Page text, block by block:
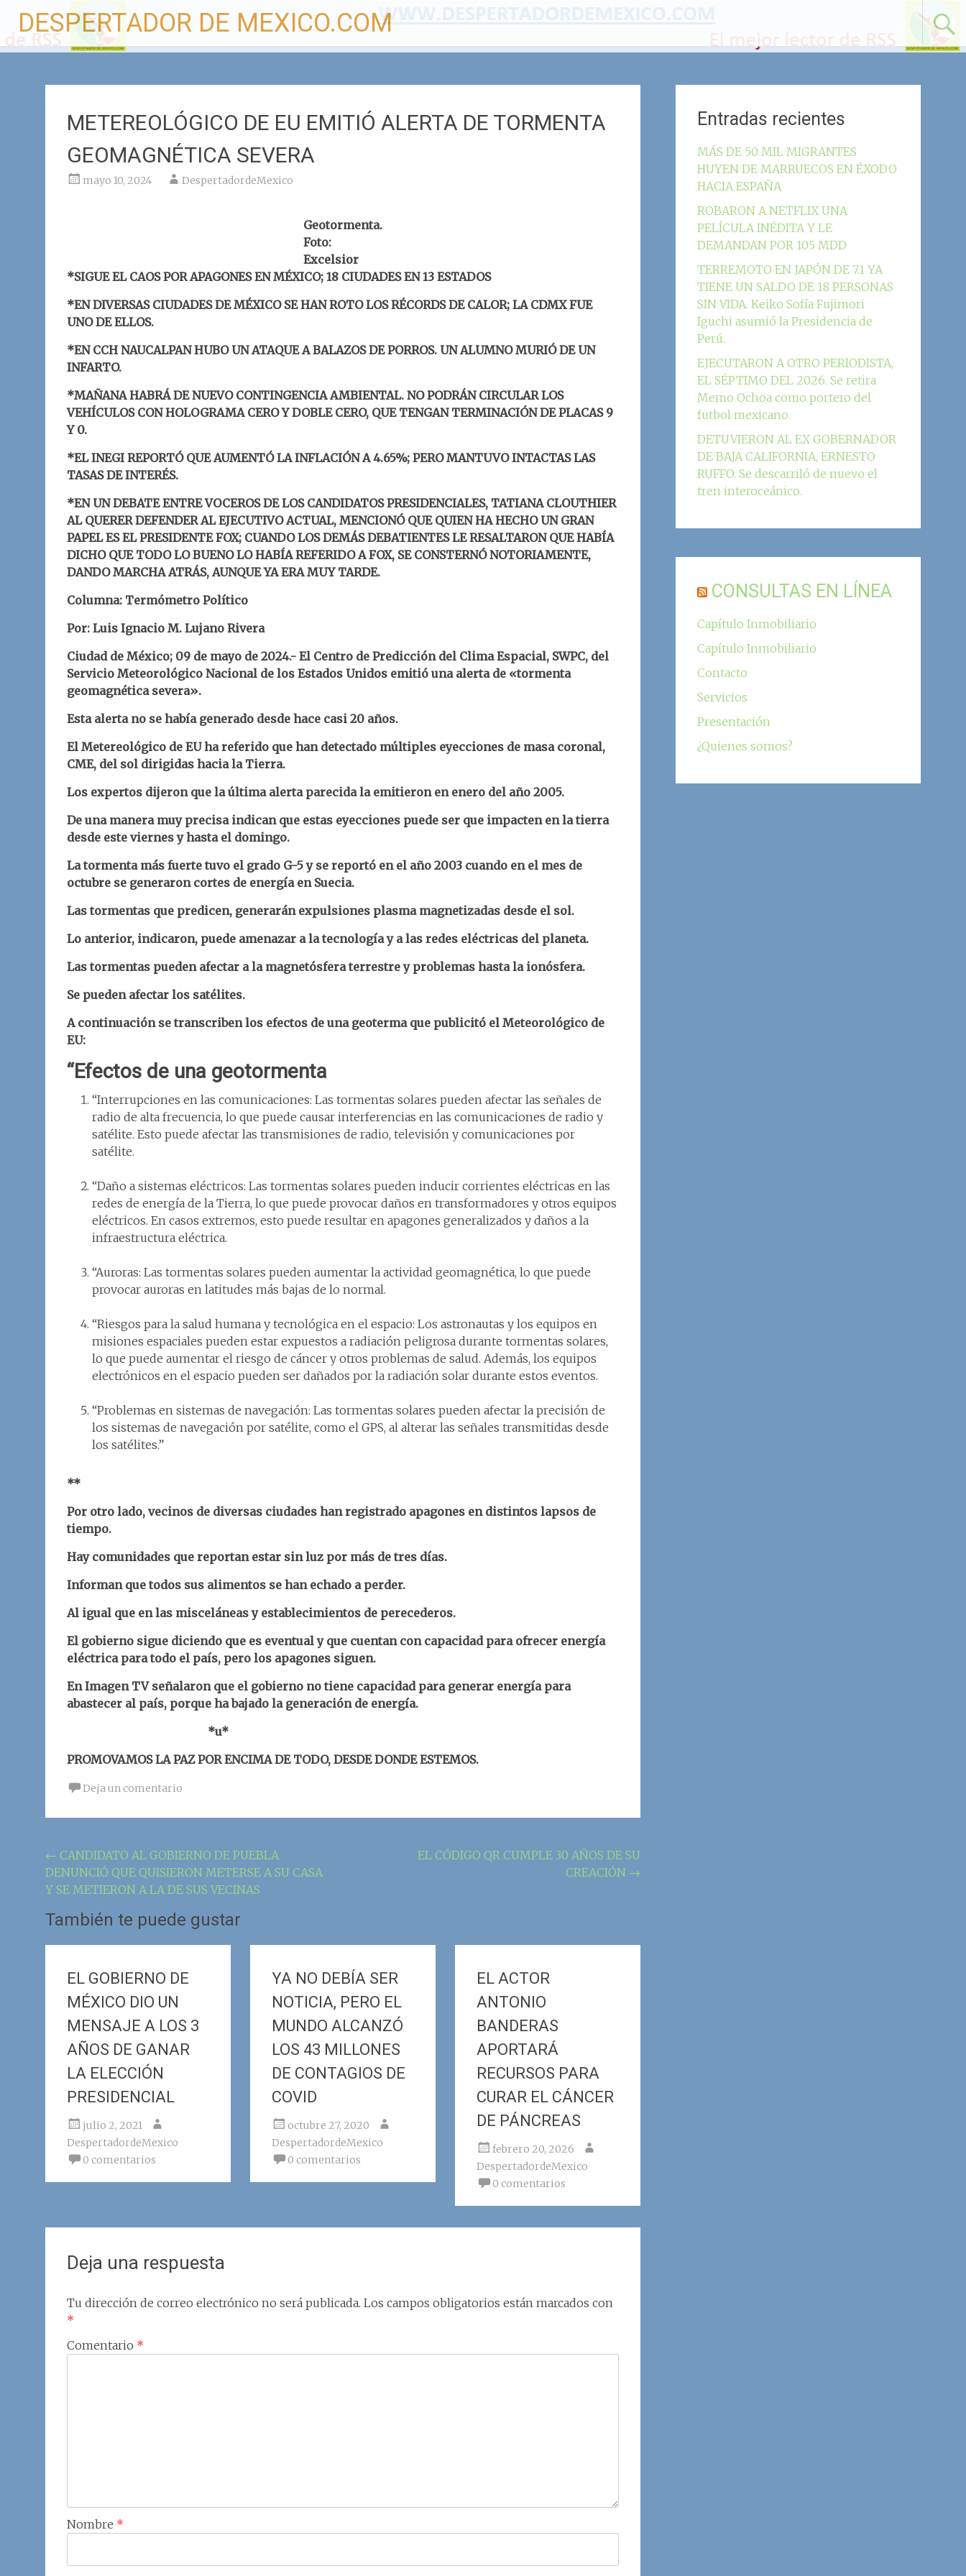
contenido
DESPERTADOR DE MEXICO.COM
METEREOLÓGICO DE EU EMITIÓ ALERTA DE TORMENTA
GEOMAGNÉTICA SEVERA
mayo 10, 2024 DespertadordeMexico
Geotormenta.
Foto:
Excelsior
*SIGUE EL CAOS POR APAGONES EN MÉXICO; 18 CIUDADES EN 13 ESTADOS
*EN DIVERSAS CIUDADES DE MÉXICO SE HAN ROTO LOS RÉCORDS DE CALOR; LA CDMX FUE
UNO DE ELLOS.
*EN CCH NAUCALPAN HUBO UN ATAQUE A BALAZOS DE PORROS. UN ALUMNO MURIÓ DE UN
INFARTO.
*MAÑANA HABRÁ DE NUEVO CONTINGENCIA AMBIENTAL. NO PODRÁN CIRCULAR LOS
VEHÍCULOS CON HOLOGRAMA CERO Y DOBLE CERO, QUE TENGAN TERMINACIÓN DE PLACAS 9
Y 0.
*EL INEGI REPORTÓ QUE AUMENTÓ LA INFLACIÓN A 4.65%; PERO MANTUVO INTACTAS LAS
TASAS DE INTERÉS.
*EN UN DEBATE ENTRE VOCEROS DE LOS CANDIDATOS PRESIDENCIALES, TATIANA CLOUTHIER
AL QUERER DEFENDER AL EJECUTIVO ACTUAL, MENCIONÓ QUE QUIEN HA HECHO UN GRAN
PAPEL ES EL PRESIDENTE FOX; CUANDO LOS DEMÁS DEBATIENTES LE RESALTARON QUE HABÍA
DICHO QUE TODO LO BUENO LO HABÍA REFERIDO A FOX, SE CONSTERNÓ NOTORIAMENTE,
DANDO MARCHA ATRÁS, AUNQUE YA ERA MUY TARDE.
Columna: Termómetro Político
Por: Luis Ignacio M. Lujano Rivera
Ciudad de México; 09 de mayo de 2024.- El Centro de Predicción del Clima Espacial, SWPC, del
Servicio Meteorológico Nacional de los Estados Unidos emitió una alerta de «tormenta
geomagnética severa».
Esta alerta no se había generado desde hace casi 20 años.
El Metereológico de EU ha referido que han detectado múltiples eyecciones de masa coronal,
CME, del sol dirigidas hacia la Tierra.
Los expertos dijeron que la última alerta parecida la emitieron en enero del año 2005.
De una manera muy precisa indican que estas eyecciones puede ser que impacten en la tierra
desde este viernes y hasta el domingo.
La tormenta más fuerte tuvo el grado G-5 y se reportó en el año 2003 cuando en el mes de
octubre se generaron cortes de energía en Suecia.
Las tormentas que predicen, generarán expulsiones plasma magnetizadas desde el sol.
Lo anterior, indicaron, puede amenazar a la tecnología y a las redes eléctricas del planeta.
Las tormentas pueden afectar a la magnetósfera terrestre y problemas hasta la ionósfera.
Se pueden afectar los satélites.
A continuación se transcriben los efectos de una geoterma que publicitó el Meteorológico de
EU:
“Efectos de una geotormenta
“Interrupciones en las comunicaciones: Las tormentas solares pueden afectar las señales de
radio de alta frecuencia, lo que puede causar interferencias en las comunicaciones de radio y
satélite. Esto puede afectar las transmisiones de radio, televisión y comunicaciones por
satélite.
“Daño a sistemas eléctricos: Las tormentas solares pueden inducir corrientes eléctricas en las
redes de energía de la Tierra, lo que puede provocar daños en transformadores y otros equipos
eléctricos. En casos extremos, esto puede resultar en apagones generalizados y daños a la
infraestructura eléctrica.
“Auroras: Las tormentas solares pueden aumentar la actividad geomagnética, lo que puede
provocar auroras en latitudes más bajas de lo normal.
“Riesgos para la salud humana y tecnológica en el espacio: Los astronautas y los equipos en
misiones espaciales pueden estar expuestos a radiación peligrosa durante tormentas solares,
lo que puede aumentar el riesgo de cáncer y otros problemas de salud. Además, los equipos
electrónicos en el espacio pueden ser dañados por la radiación solar durante estos eventos.
“Problemas en sistemas de navegación: Las tormentas solares pueden afectar la precisión de
los sistemas de navegación por satélite, como el GPS, al alterar las señales transmitidas desde
los satélites.”
**
Por otro lado, vecinos de diversas ciudades han registrado apagones en distintos lapsos de
tiempo.
Hay comunidades que reportan estar sin luz por más de tres días.
Informan que todos sus alimentos se han echado a perder.
Al igual que en las misceláneas y establecimientos de perecederos.
El gobierno sigue diciendo que es eventual y que cuentan con capacidad para ofrecer energía
eléctrica para todo el país, pero los apagones siguen.
En Imagen TV señalaron que el gobierno no tiene capacidad para generar energía para
abastecer al país, porque ha bajado la generación de energía.
*u*
PROMOVAMOS LA PAZ POR ENCIMA DE TODO, DESDE DONDE ESTEMOS.
Deja un comentario
Navegación
de
entrada
← CANDIDATO AL GOBIERNO DE PUEBLA
DENUNCIÓ QUE QUISIERON METERSE A SU CASA
Y SE METIERON A LA DE SUS VECINAS
EL CÓDIGO QR CUMPLE 30 AÑOS DE SU
CREACIÓN →
También te puede gustar
EL GOBIERNO DE
MÉXICO DIO UN
MENSAJE A LOS 3
AÑOS DE GANAR
LA ELECCIÓN
PRESIDENCIAL
julio 2, 2021
DespertadordeMexico
0 comentarios
YA NO DEBÍA SER
NOTICIA, PERO EL
MUNDO ALCANZÓ
LOS 43 MILLONES
DE CONTAGIOS DE
COVID
octubre 27, 2020
DespertadordeMexico
0 comentarios
EL ACTOR
ANTONIO
BANDERAS
APORTARÁ
RECURSOS PARA
CURAR EL CÁNCER
DE PÁNCREAS
febrero 20, 2026
DespertadordeMexico
0 comentarios
Deja una respuesta
Tu dirección de correo electrónico no será publicada. Los campos obligatorios están marcados con
*
Comentario *
Nombre *
Entradas recientes
MÁS DE 50 MIL MIGRANTES
HUYEN DE MARRUECOS EN ÉXODO
HACIA ESPAÑA
ROBARON A NETFLIX UNA
PELÍCULA INÉDITA Y LE
DEMANDAN POR 105 MDD
TERREMOTO EN JAPÓN DE 7.1 YA
TIENE UN SALDO DE 18 PERSONAS
SIN VIDA. Keiko Sofía Fujimori
Iguchi asumió la Presidencia de
Perú.
EJECUTARON A OTRO PERIODISTA,
EL SÉPTIMO DEL 2026. Se retira
Memo Ochoa como portero del
futbol mexicano.
DETUVIERON AL EX GOBERNADOR
DE BAJA CALIFORNIA, ERNESTO
RUFFO. Se descarriló de nuevo el
tren interoceánico.
CONSULTAS EN LÍNEA
Capítulo Inmobiliario
Capítulo Inmobiliario
Contacto
Servicios
Presentación
¿Quienes somos?